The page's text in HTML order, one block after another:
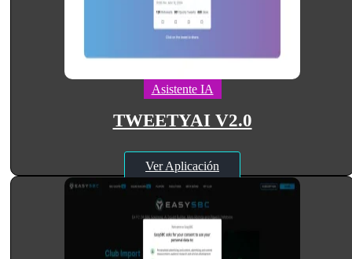
Asistente IA
TWEETYAI V2.0
Ver Aplicación